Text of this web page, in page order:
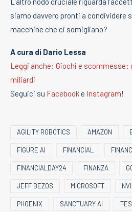
siamo davvero pronti a condividere
macchine che ci somigliano?
A cura di Dario Lessa
Leggi anche: Giochi e scommesse:
miliardi
Seguici su Facebooke Instagram!
AGILITY ROBOTICS AMAZON
FIGURE AI FINANCIAL
FINANCIALDAY24 FINANZA
JEFF BEZOS MICROSOFT
PHOENIX SANCTUARY AI